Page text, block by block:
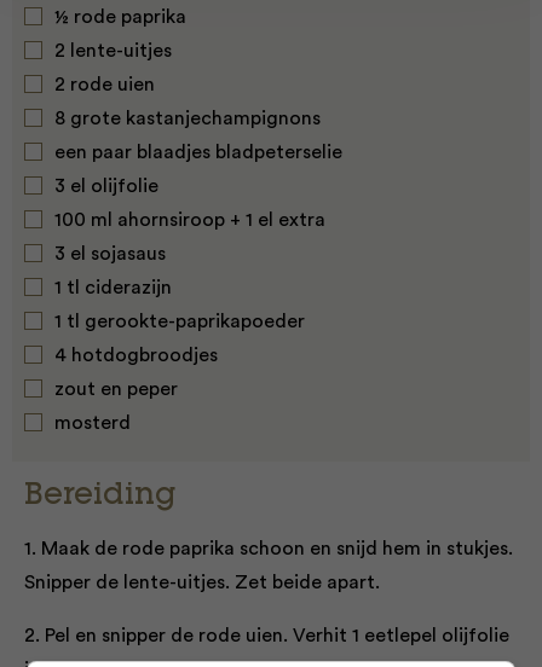
½ rode paprika
2 lente-uitjes
2 rode uien
8 grote kastanjechampignons
een paar blaadjes bladpeterselie
3 el olijfolie
100 ml ahornsiroop + 1 el extra
3 el sojasaus
1 tl ciderazijn
1 tl gerookte-paprikapoeder
4 hotdogbroodjes
zout en peper
mosterd
Bereiding
1. Maak de rode paprika schoon en snijd hem in stukjes.
Snipper de lente-uitjes. Zet beide apart.
2. Pel en snipper de rode uien. Verhit 1 eetlepel olijfolie